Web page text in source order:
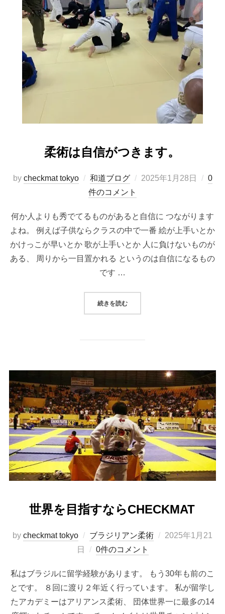
柔術は自信がつきます。
by checkmat tokyo 和道ブログ
投
2025年1月28日
0
件のコメント
何か人よりも秀でてるものがあると自信に つながります
よね。 例えば子供ならクラスの中で一番 絵が上手いとか
かけっこが早いとか 歌が上手いとか 人に負けないものが
ある、 周りから一目置かれる というのは自信になるもの
です …
続きを読む“柔術は自信がつきます。”
世界を目指すならCHECKMAT
by checkmat tokyo ブラジリアン柔術
投
2025年1月21
日
0件のコメント
私はブラジルに留学経験があります。 もう30年も前のこ
とです。 ８回に渡り２年近く行っています。 私が留学し
たアカデミーはアリアンス柔術、 団体世界一に最多の14